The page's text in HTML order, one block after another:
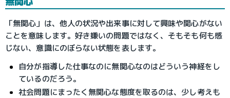
「無関心」は、他人の状況や出来事に対して興味や関心がない
ことを意味します。好き嫌いの問題ではなく、そもそも何も感
じない、意識にのぼらない状態を表します。
自分が指導した仕事なのに無関心なのはどういう神経をし
ているのだろう。
社会問題にまったく無関心な態度を取るのは、少し考えも